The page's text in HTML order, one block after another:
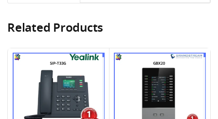
Related Products